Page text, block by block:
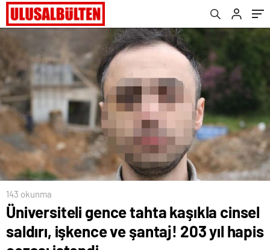
cezası istendi
143 okunma
Üniversiteli gence tahta kaşıkla cinsel
saldırı, işkence ve şantaj! 203 yıl hapis